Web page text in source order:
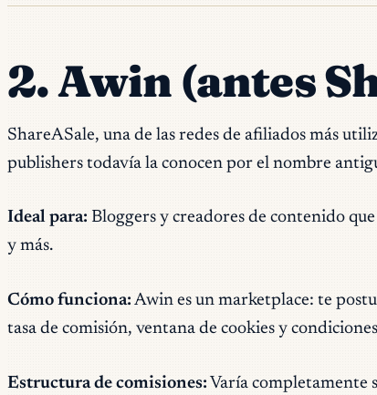
2. Awin (antes
ShareASale, una de las redes de afiliados más
publishers todavía la conocen por el nombre
Ideal para: Bloggers y creadores de contenido
y más.
Cómo funciona: Awin es un marketplace: te
tasa de comisión, ventana de cookies y
Estructura de comisiones: Varía completamente